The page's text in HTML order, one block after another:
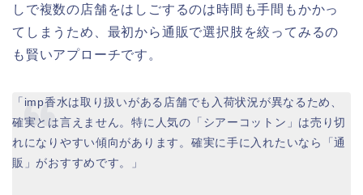
しで複数の店舗をはしごするのは時間も手間もかかっ
てしまうため、最初から通販で選択肢を絞ってみるの
も賢いアプローチです。
「imp香水は取り扱いがある店舗でも入荷状況が異なるため、
確実とは言えません。特に人気の「シアーコットン」は売り切
れになりやすい傾向があります。確実に手に入れたいなら「通
販」がおすすめです。」